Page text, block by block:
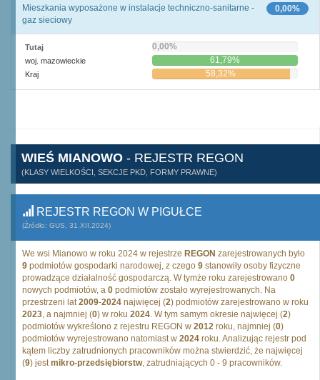
0,00%
Mieszkania wyposażone w instalacje techniczno-sanitarne -
gaz sieciowy
Tutaj 0,00%
woj. mazowieckie 61,79%
Kraj 58,32%
WIEŚ MIANOWO - REJESTR REGON
(KLASY WIELKOŚCI, SEKCJE PKD, FORMY PRAWNE)
REJESTR REGON W PIGUŁCE
(Źródło: GUS, 31.XII.2024)
We wsi Mianowo w roku 2024 w rejestrze REGON zarejestrowanych było
9 podmiotów gospodarki narodowej, z czego 9 stanowiły osoby fizyczne
prowadzące działalność gospodarczą. W tymże roku zarejestrowano 0
nowych podmiotów, a 0 podmiotów zostało wyrejestrowanych. Na
przestrzeni lat2009-2024 najwięcej (2) podmiotów zarejestrowano w roku
2023, a najmniej (0) w roku 2024. W tym samym okresie najwięcej (2)
podmiotów wykreślono z rejestru REGON w 2012 roku, najmniej (0)
podmiotów wyrejestrowano natomiast w 2024 roku. Analizując rejestr pod
kątem liczby zatrudnionych pracowników można stwierdzić, że najwięcej
(9) jestmikro-przedsiębiorstw, zatrudniających 0 - 9 pracowników.